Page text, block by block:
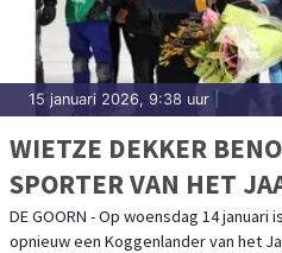
15 januari 2026, 9:38 uur
WIETZE DEKKER
SPORTER VAN HET
KOGGENLAND
DE GOORN - Op woensdag 14 januari
opnieuw een Koggenlander van het